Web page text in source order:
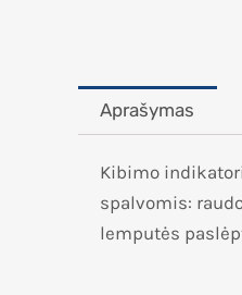
Aprašymas
Kibimo
spalvomis:
lemputės